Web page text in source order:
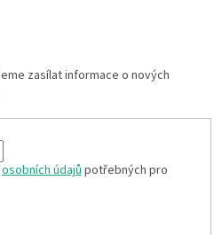
zasílat informace o nových
osobních údajůpotřebných pro